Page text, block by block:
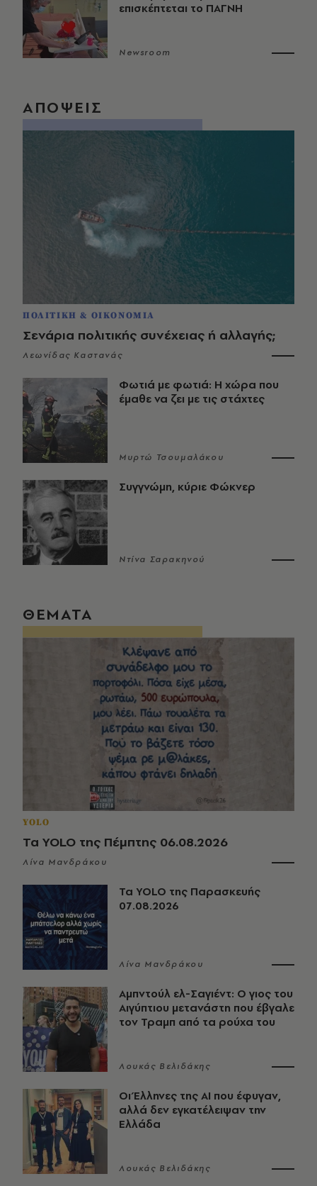
επισκέπτεται το ΠΑΓΝΗ
Newsroom
ΑΠΟΨΕΙΣ
ΠΟΛΙΤΙΚΗ & ΟΙΚΟΝΟΜΙΑ
Σενάρια πολιτικής συνέχειας ή αλλαγής;
Λεωνίδας Καστανάς
Φωτιά με φωτιά: Η χώρα που
έμαθε να ζει με τις στάχτες
Μυρτώ Τσουμαλάκου
Συγγνώμη, κύριε Φώκνερ
Ντίνα Σαρακηνού
ΘΕΜΑΤΑ
YOLO
Τα YOLO της Πέμπτης 06.08.2026
Λίνα Μανδράκου
Τα YOLO της Παρασκευής
07.08.2026
Λίνα Μανδράκου
Αμπντούλ ελ-Σαγιέντ: Ο γιος του
Αιγύπτιου μετανάστη που έβγαλε
τον Τραμπ από τα ρούχα του
Λουκάς Βελιδάκης
Οι Έλληνες της ΑΙ που έφυγαν,
αλλά δεν εγκατέλειψαν την
Ελλάδα
Λουκάς Βελιδάκης